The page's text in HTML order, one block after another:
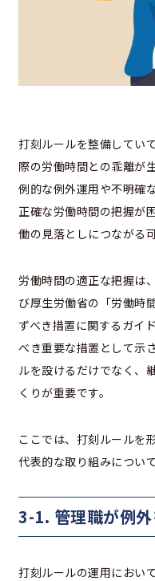
打刻ルールを整備してい
際の労働時間との乖離が
例的な例外運用や不明確
正確な労働時間の把握が
働の見落としにつながる
労働時間の適正な把握は
び厚生労働省の「労働時
ずべき措置に関するガイ
べき重要な措置として示
ルを設けるだけでなく、
くりが重要です。
ここでは、打刻ルールを
代表的な取り組みについ
3-1. 管理職が例
打刻ルールの運用におい